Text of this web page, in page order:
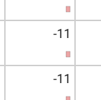
-11
-11